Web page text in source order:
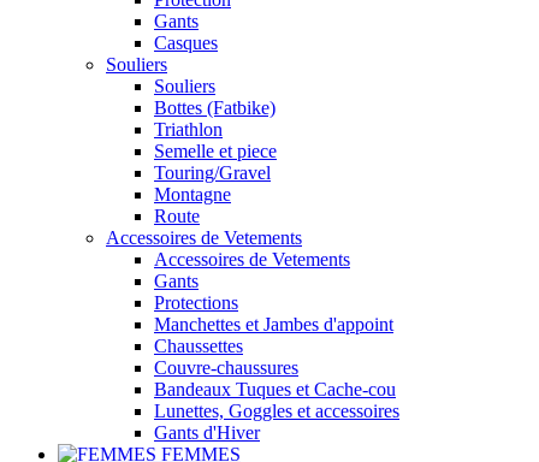
Gants
Casques
Souliers
Souliers
Bottes (Fatbike)
Triathlon
Semelle et piece
Touring/Gravel
Montagne
Route
Accessoires de Vetements
Accessoires de Vetements
Gants
Protections
Manchettes et Jambes d'appoint
Chaussettes
Couvre-chaussures
Bandeaux Tuques et Cache-cou
Lunettes, Goggles et accessoires
Gants d'Hiver
FEMMES